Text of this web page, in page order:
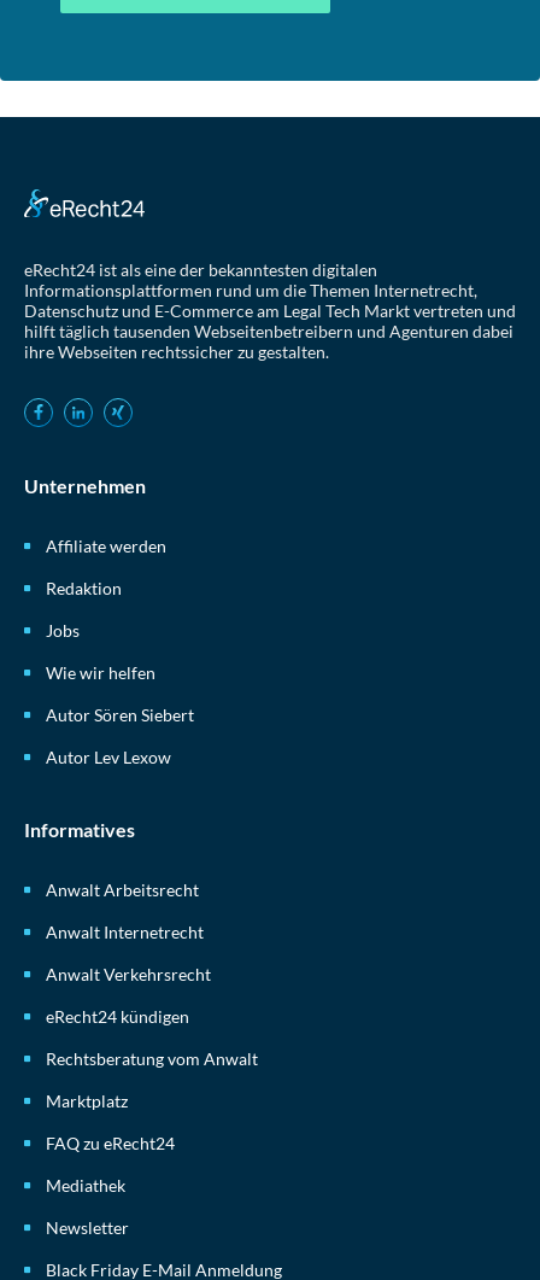
eRecht24 ist als eine der bekanntesten digitalen
Informationsplattformen rund um die Themen Internetrecht,
Datenschutz und E-Commerce am Legal Tech Markt vertreten und
hilft täglich tausenden Webseitenbetreibern und Agenturen dabei
ihre Webseiten rechtssicher zu gestalten.
Unternehmen
Affiliate werden
Redaktion
Jobs
Wie wir helfen
Autor Sören Siebert
Autor Lev Lexow
Informatives
Anwalt Arbeitsrecht
Anwalt Internetrecht
Anwalt Verkehrsrecht
eRecht24 kündigen
Rechtsberatung vom Anwalt
Marktplatz
FAQ zu eRecht24
Mediathek
Newsletter
Black Friday E-Mail Anmeldung